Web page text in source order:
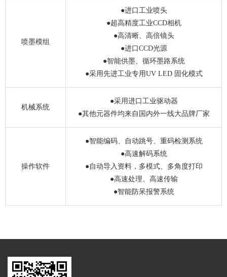
喷墨模组
●进口工业喷头
●超高精度工业CCD相机
●高清晰、高倍镜头
●进口CCD光源
●智能供墨、循环墨路系统
●采用先进工业专用UV LED 固化模式
机械系统
●采用进口工业驱动器
●其他元器件均来自国内外一线大品牌厂家
操作软件
●智能编码、自动跳号、重码检测系统
●高速解码系统
●自动导入资料，多模式、多角度打印
●高速处理、高速传输
●智能防呆报警系统